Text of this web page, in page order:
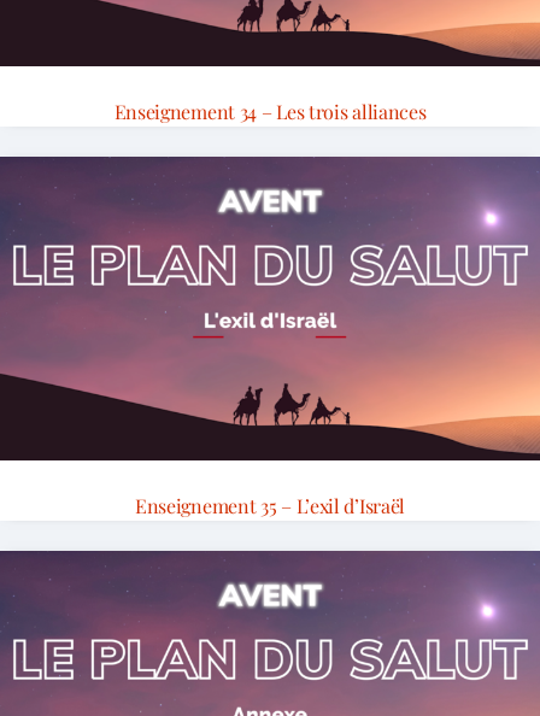
Enseignement 34 – Les trois alliances
Enseignement 35 – L’exil d’Israël